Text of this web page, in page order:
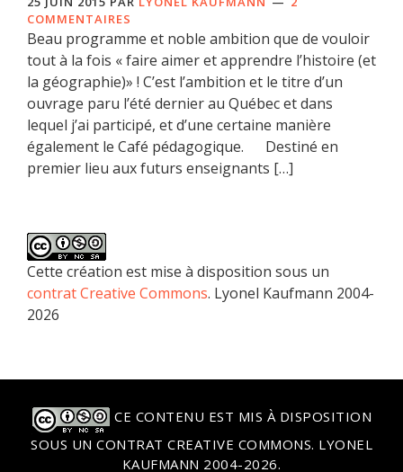
COMMENTAIRES
Beau programme et noble ambition que de vouloir
tout à la fois « faire aimer et apprendre l’histoire (et
la géographie)» ! C’est l’ambition et le titre d’un
ouvrage paru l’été dernier au Québec et dans
lequel j’ai participé, et d’une certaine manière
également le Café pédagogique. Destiné en
premier lieu aux futurs enseignants […]
Cette création est mise à disposition sous un
contrat Creative Commons. Lyonel Kaufmann 2004-
2026
CE CONTENU EST MIS À DISPOSITION
SOUS UN CONTRAT CREATIVE COMMONS. LYONEL
KAUFMANN 2004-2026.